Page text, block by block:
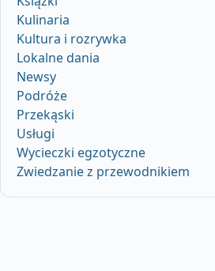
Kulinaria
Kultura i rozrywka
Lokalne dania
Newsy
Podróże
Przekąski
Usługi
Wycieczki egzotyczne
Zwiedzanie z przewodnikiem